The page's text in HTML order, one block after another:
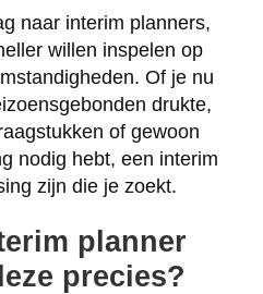
naar interim planners,
willen inspelen op
Of je nu
drukte,
of gewoon
nodig hebt, een interim
zijn die je zoekt.
planner
precies?